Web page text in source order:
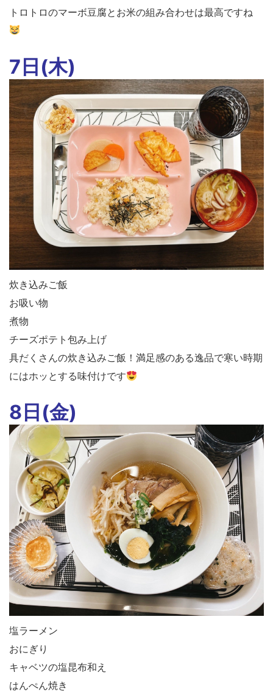
トロトロのマーボ豆腐とお米の組み合わせは最高ですね
7日(木)
炊き込みご飯
お吸い物
煮物
チーズポテト包み上げ
具だくさんの炊き込みご飯！満足感のある逸品で寒い時期
にはホッとする味付けです
8日(金)
塩ラーメン
おにぎり
キャベツの塩昆布和え
はんぺん焼き